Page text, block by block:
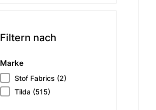
Filtern nach
Marke
Stof Fabrics (2)
Tilda (515)